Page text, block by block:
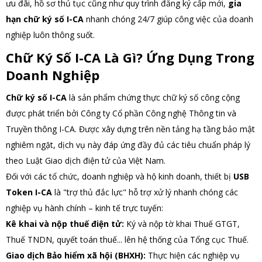
ưu đãi, hồ sơ thủ tục cũng như quy trình đăng ký cấp mới, gia
hạn chữ ký số I-CA nhanh chóng 24/7 giúp công việc của doanh
nghiệp luôn thông suốt.
Chữ Ký Số I-CA Là Gì? Ứng Dụng Trong
Doanh Nghiệp
Chữ ký số I-CA là sản phẩm chứng thực chữ ký số công cộng
được phát triển bởi Công ty Cổ phần Công nghệ Thông tin và
Truyền thông I-CA. Được xây dựng trên nền tảng hạ tầng bảo mật
nghiêm ngặt, dịch vụ này đáp ứng đầy đủ các tiêu chuẩn pháp lý
theo Luật Giao dịch điện tử của Việt Nam.
Đối với các tổ chức, doanh nghiệp và hộ kinh doanh, thiết bị USB
Token I-CA là "trợ thủ đắc lực" hỗ trợ xử lý nhanh chóng các
nghiệp vụ hành chính – kinh tế trực tuyến:
Kê khai và nộp thuế điện tử: Ký và nộp tờ khai Thuế GTGT,
Thuế TNDN, quyết toán thuế... lên hệ thống của Tổng cục Thuế.
Giao dịch Bảo hiểm xã hội (BHXH): Thực hiện các nghiệp vụ